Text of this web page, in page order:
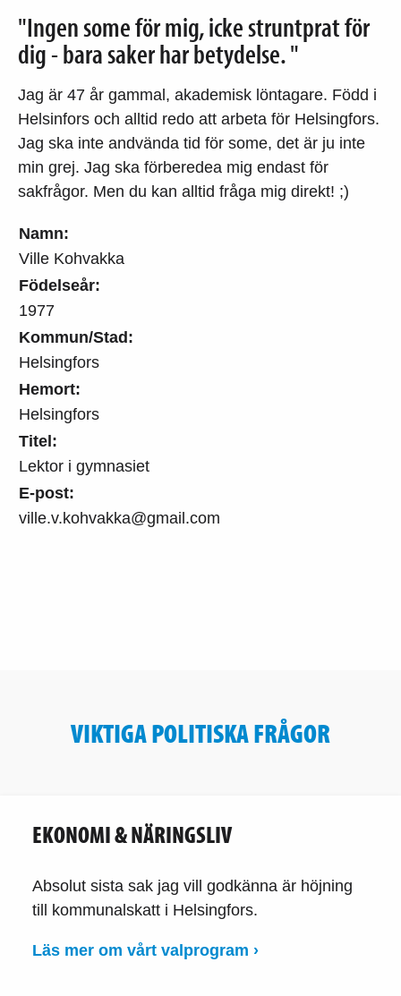
Namn:
Ville Kohvakka
Födelseår:
1977
Kommun/Stad:
Helsingfors
Hemort:
Helsingfors
Titel:
Lektor i gymnasiet
E-post:
ville.v.kohvakka@gmail.com
"Ingen some för mig, icke struntprat för
dig - bara saker har betydelse. "
Jag är 47 år gammal, akademisk löntagare. Född i
Helsinfors och alltid redo att arbeta för Helsingfors.
Jag ska inte andvända tid för some, det är ju inte
min grej. Jag ska förberedea mig endast för
sakfrågor. Men du kan alltid fråga mig direkt! ;)
VIKTIGA POLITISKA FRÅGOR
EKONOMI & NÄRINGSLIV
Absolut sista sak jag vill godkänna är höjning
till kommunalskatt i Helsingfors.
Läs mer om vårt valprogram ›